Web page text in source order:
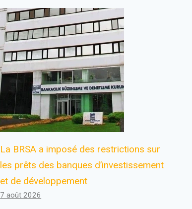
La BRSA a imposé des restrictions sur
les prêts des banques d’investissement
et de développement
7 août 2026